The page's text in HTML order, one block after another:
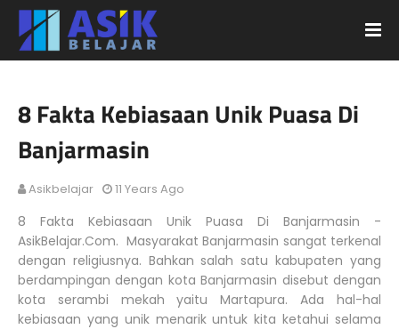
8 Fakta Kebiasaan Unik Puasa Di
Banjarmasin
Asikbelajar 11 Years Ago
8 Fakta Kebiasaan Unik Puasa Di Banjarmasin -
AsikBelajar.Com. Masyarakat Banjarmasin sangat terkenal
dengan religiusnya. Bahkan salah satu kabupaten yang
berdampingan dengan kota Banjarmasin disebut dengan
kota serambi mekah yaitu Martapura. Ada hal-hal
kebiasaan yang unik menarik untuk kita ketahui selama